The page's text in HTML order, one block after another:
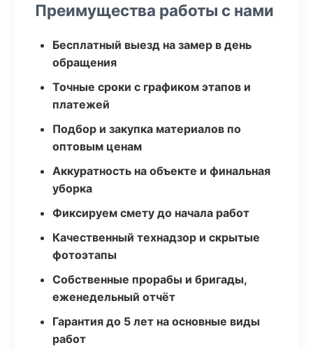
Преимущества работы с нами
Бесплатный выезд на замер в день
обращения
Точные сроки с графиком этапов и
платежей
Подбор и закупка материалов по
оптовым ценам
Аккуратность на объекте и финальная
уборка
Фиксируем смету до начала работ
Качественный технадзор и скрытые
фотоэтапы
Собственные прорабы и бригады,
еженедельный отчёт
Гарантия до 5 лет на основные виды
работ